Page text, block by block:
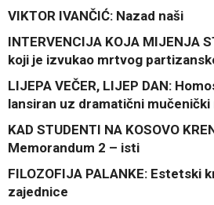
VIKTOR IVANČIĆ: Nazad naši
INTERVENCIJA KOJA MIJENJA
koji je izvukao mrtvog
LIJEPA VEČER, LIJEP DAN:
lansiran uz dramatični
KAD STUDENTI NA KOSOVO
Memorandum 2 – isti
FILOZOFIJA PALANKE: Estetski
zajednice